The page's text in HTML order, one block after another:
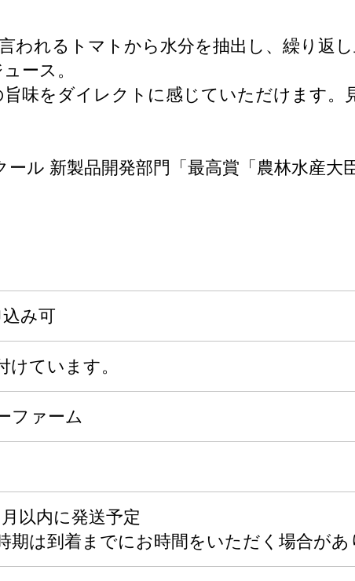
われるトマトから水分を抽出し、繰り返
ース。
味をダイレクトに感じていただけます。
ル 新製品開発部門「最高賞「農林水産
み可
けています。
ファーム
以内に発送予定
期は到着までにお時間をいただく場合があ